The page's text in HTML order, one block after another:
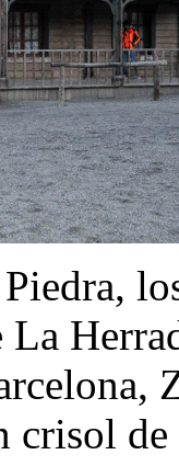
crisol